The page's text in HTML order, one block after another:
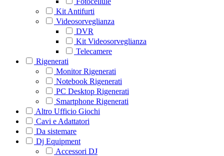
Kit Antifurti
Videosorveglianza
DVR
Kit Videosorveglianza
Telecamere
Rigenerati
Monitor Rigenerati
Notebook Rigenerati
PC Desktop Rigenerati
Smartphone Rigenerati
Altro Ufficio Giochi
Cavi e Adattatori
Da sistemare
Dj Equipment
Accessori DJ